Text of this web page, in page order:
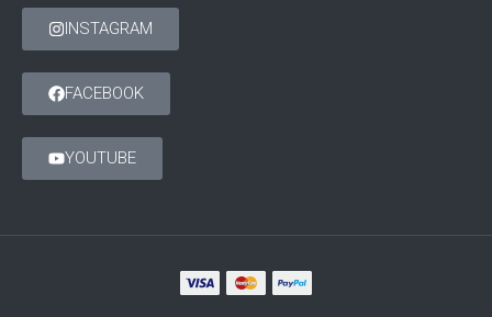
INSTAGRAM
FACEBOOK
YOUTUBE